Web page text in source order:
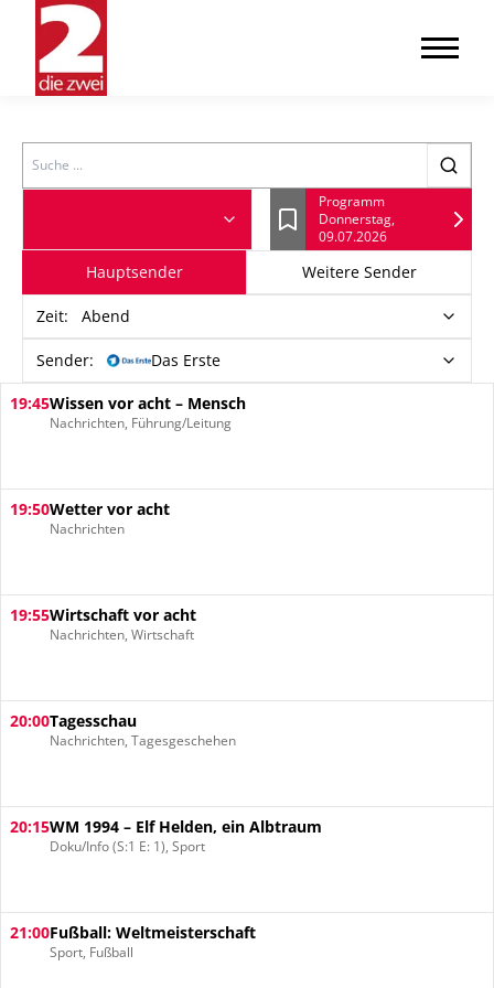
Search
Lesezeichen
Programm
Donnerstag,
09.07.2026
Hauptsender Weitere Sender
Zeit: Abend
Sender: Das Erste
19:45Wissen vor acht – Mensch
Nachrichten, Führung/Leitung
19:50Wetter vor acht
Nachrichten
19:55Wirtschaft vor acht
Nachrichten, Wirtschaft
20:00Tagesschau
Nachrichten, Tagesgeschehen
20:15WM 1994 – Elf Helden, ein Albtraum
Doku/Info (S:1 E: 1), Sport
21:00Fußball: Weltmeisterschaft
Sport, Fußball